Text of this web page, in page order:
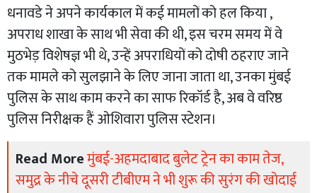
धनावडे ने अपने कार्यकाल में कई मामलों को हल किया ,
अपराध शाखा के साथ भी सेवा की थी, इस चरम समय में वे
मुठभेड़ विशेषज्ञ भी थे, उन्हें अपराधियों को दोषी ठहराए जाने
तक मामले को सुलझाने के लिए जाना जाता था, उनका मुंबई
पुलिस के साथ काम करने का साफ रिकॉर्ड है, अब वे वरिष्ठ
पुलिस निरीक्षक हैं ओशिवारा पुलिस स्टेशन।
Read Moreमुंबई-अहमदाबाद बुलेट ट्रेन का काम तेज,
समुद्र के नीचे दूसरी टीबीएम ने भी शुरू की सुरंग की खोदाई